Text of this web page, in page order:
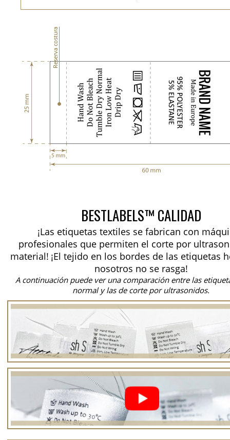
Reserva costura
BESTLABELS™ CALIDAD
¡Las etiquetas textiles se fabrican con
profesionales que permiten el corte por
material! ¡El tejido en los bordes de las etiquetas
nosotros no se rasga!
A continuación puede ver una comparación entre las
normal y las de corte por ultrasonidos.